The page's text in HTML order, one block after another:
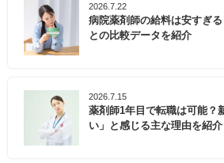
2026.7.22
病院薬剤師の給料は安すぎ
との比較データを紹介
2026.7.15
薬剤師1年目で転職は可能？
い」と感じる主な理由を紹介